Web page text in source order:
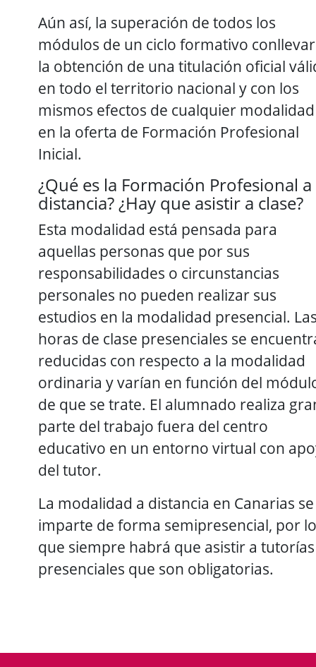
Aún así, la superación de todos los
módulos de un ciclo formativo
la obtención de una titulación oficial
en todo el territorio nacional y con los
mismos efectos de cualquier modalidad
en la oferta de Formación Profesional
Inicial.
¿Qué es la Formación Profesional a
distancia? ¿Hay que asistir a clase?
Esta modalidad está pensada para
aquellas personas que por sus
responsabilidades o circunstancias
personales no pueden realizar sus
estudios en la modalidad presencial.
horas de clase presenciales se
reducidas con respecto a la modalidad
ordinaria y varían en función del
de que se trate. El alumnado realiza
parte del trabajo fuera del centro
educativo en un entorno virtual con
del tutor.
La modalidad a distancia en Canarias se
imparte de forma semipresencial, por lo
que siempre habrá que asistir a tutorías
presenciales que son obligatorias.